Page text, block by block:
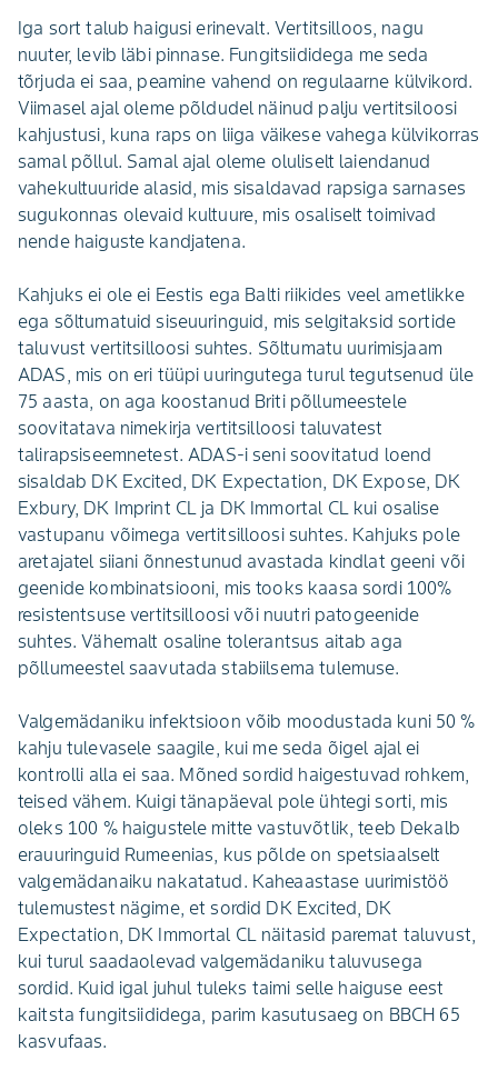
Iga sort talub haigusi erinevalt. Vertitsilloos, nagu
nuuter, levib läbi pinnase. Fungitsiididega me seda
tõrjuda ei saa, peamine vahend on regulaarne külvikord.
Viimasel ajal oleme põldudel näinud palju vertitsiloosi
kahjustusi, kuna raps on liiga väikese vahega külvikorras
samal põllul. Samal ajal oleme oluliselt laiendanud
vahekultuuride alasid, mis sisaldavad rapsiga sarnases
sugukonnas olevaid kultuure, mis osaliselt toimivad
nende haiguste kandjatena.
Kahjuks ei ole ei Eestis ega Balti riikides veel ametlikke
ega sõltumatuid siseuuringuid, mis selgitaksid sortide
taluvust vertitsilloosi suhtes. Sõltumatu uurimisjaam
ADAS, mis on eri tüüpi uuringutega turul tegutsenud üle
75 aasta, on aga koostanud Briti põllumeestele
soovitatava nimekirja vertitsilloosi taluvatest
talirapsiseemnetest. ADAS-i seni soovitatud loend
sisaldab DK Excited, DK Expectation, DK Expose, DK
Exbury, DK Imprint CL ja DK Immortal CL kui osalise
vastupanu võimega vertitsilloosi suhtes. Kahjuks pole
aretajatel siiani õnnestunud avastada kindlat geeni või
geenide kombinatsiooni, mis tooks kaasa sordi 100%
resistentsuse vertitsilloosi või nuutri patogeenide
suhtes. Vähemalt osaline tolerantsus aitab aga
põllumeestel saavutada stabiilsema tulemuse.
Valgemädaniku infektsioon võib moodustada kuni 50 %
kahju tulevasele saagile, kui me seda õigel ajal ei
kontrolli alla ei saa. Mõned sordid haigestuvad rohkem,
teised vähem. Kuigi tänapäeval pole ühtegi sorti, mis
oleks 100 % haigustele mitte vastuvõtlik, teeb Dekalb
erauuringuid Rumeenias, kus põlde on spetsiaalselt
valgemädanaiku nakatatud. Kaheaastase uurimistöö
tulemustest nägime, et sordid DK Excited, DK
Expectation, DK Immortal CL näitasid paremat taluvust,
kui turul saadaolevad valgemädaniku taluvusega
sordid. Kuid igal juhul tuleks taimi selle haiguse eest
kaitsta fungitsiididega, parim kasutusaeg on BBCH 65
kasvufaas.